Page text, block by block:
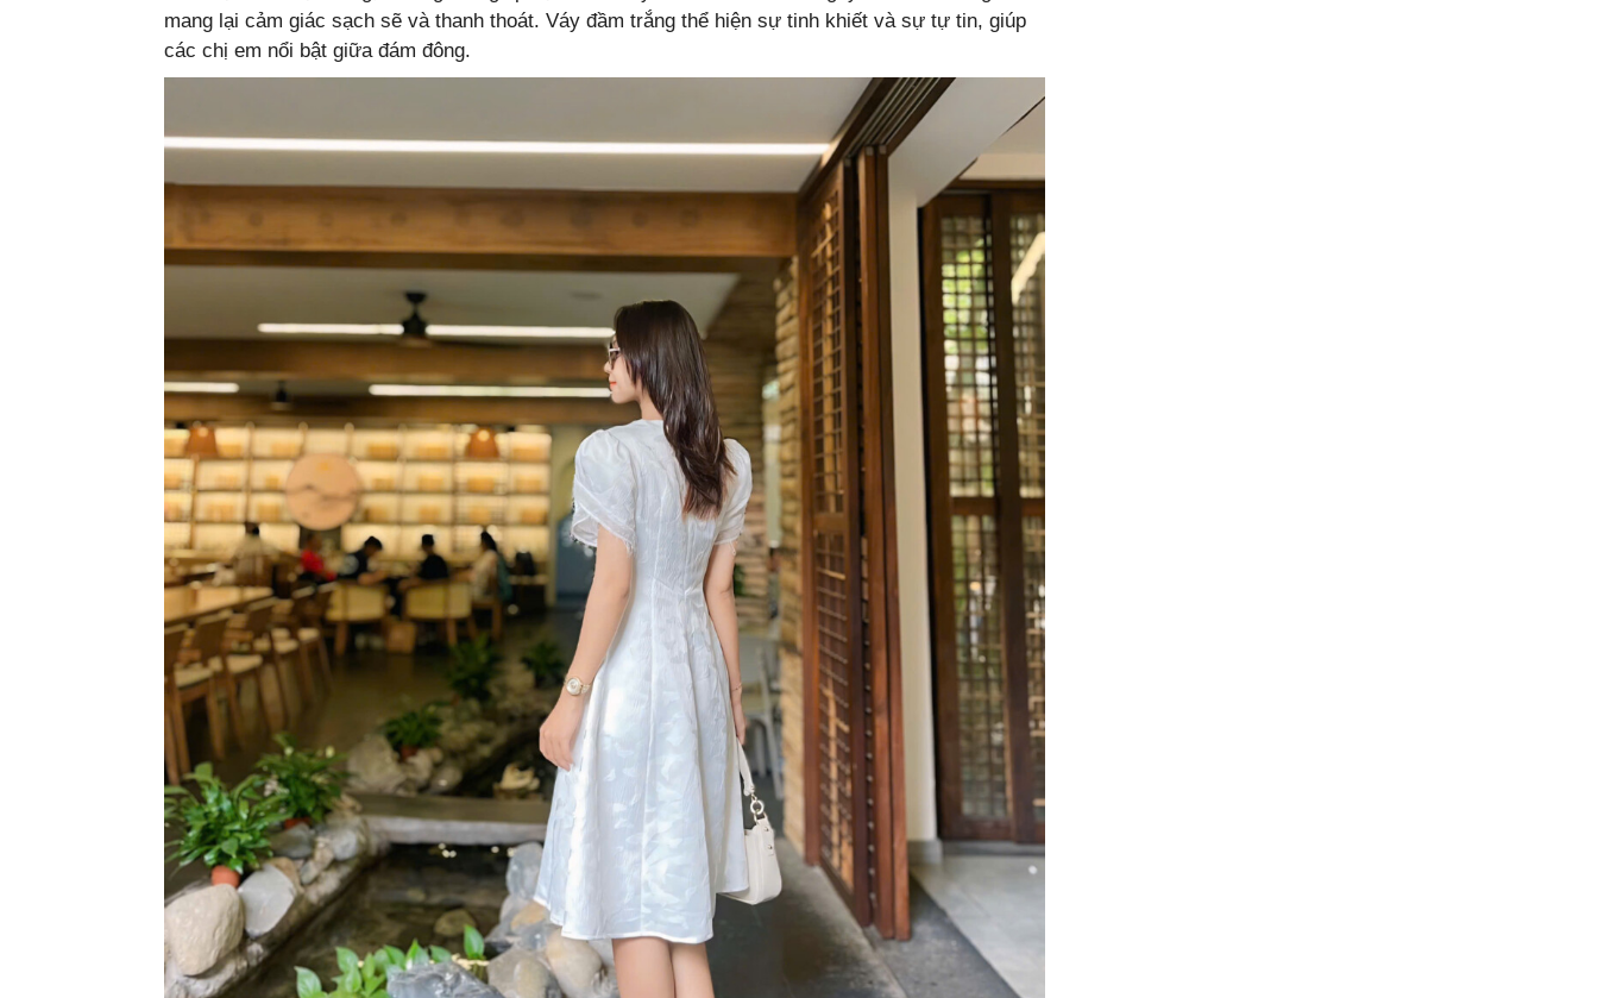
mang lại cảm giác sạch sẽ và thanh thoát. Váy đầm trắng thể hiện sự tinh khiết và sự tự tin, giúp
các chị em nổi bật giữa đám đông.